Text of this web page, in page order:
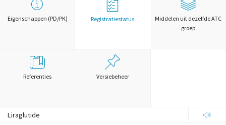
Eigenschappen (PD/PK) Registratiestatus
Middelen uit dezelfde ATC
groep
Referenties Versiebeheer
Liraglutide